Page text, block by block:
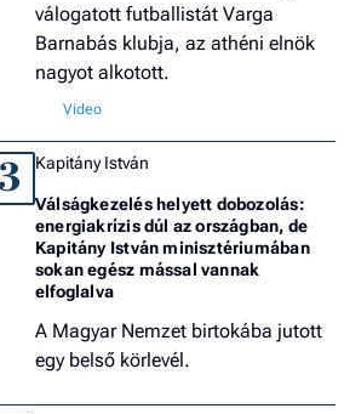
válogatott futballistát Varga
Barnabás klubja, az athéni elnök
nagyot alkotott.
Kapitány István
Válságkezelés helyett dobozolás:
energiakrízis dúl az országban, de
Kapitány István minisztériumában
sokan egész mással vannak
elfoglalva
A Magyar Nemzet birtokába jutott
egy belső körlevél.